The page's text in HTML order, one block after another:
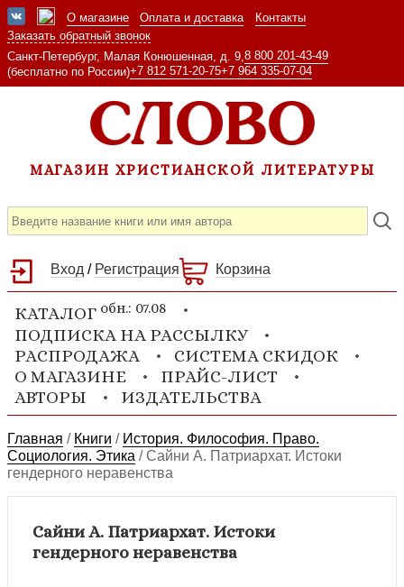
О магазине Оплата и доставка
Контакты
Заказать обратный звонок
Санкт-Петербург, Малая Конюшенная, д. 9, 8 800 201-43-49
(бесплатно по России)+7 812 571-20-75+7 964 335-07-04
МАГАЗИН ХРИСТИАНСКОЙ ЛИТЕРАТУРЫ
Вход / Регистрация Корзина
КАТАЛОГ обн.: 07.08
ПОДПИСКА НА РАССЫЛКУ
РАСПРОДАЖА
СИСТЕМА СКИДОК
О МАГАЗИНЕ
ПРАЙС-ЛИСТ
АВТОРЫ
ИЗДАТЕЛЬСТВА
Главная / Книги / История. Философия. Право.
Социология. Этика /Сайни А. Патриархат. Истоки
гендерного неравенства
Сайни А. Патриархат. Истоки
гендерного неравенства